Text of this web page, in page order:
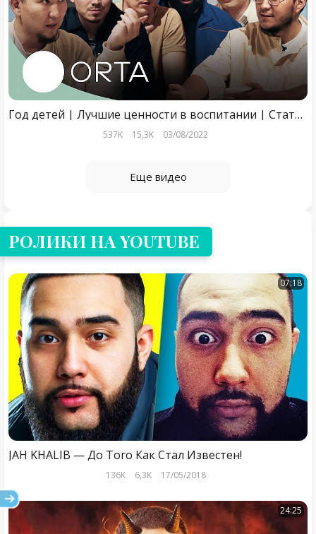
Год детей | Лучшие ценности в воспитании | Статус женщин в Исламе | ORTA season 2
537K 15,3K 03/08/2022
Еще видео
РОЛИКИ НА YOUTUBE
07:18
JAH KHALIB — До Того Как Стал Известен!
136K 6,3K 17/05/2018
24:25